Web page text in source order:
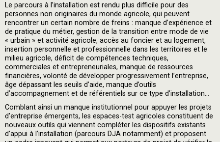
Le parcours à l’installation est rendu plus difficile pour des
personnes non originaires du monde agricole, qui peuvent
rencontrer un certain nombre de freins : manque d’expérience et
de pratique du métier, gestion de la transition entre mode de vie
« urbain » et activité agricole, accès au foncier et au logement,
insertion personnelle et professionnelle dans les territoires et le
milieu agricole, déficit de compétences techniques,
commerciales et entrepreneuriales, manque de ressources
financières, volonté de développer progressivement l’entreprise,
âge dépassant les seuils d’aide, manque d’outils
d’accompagnement et de référentiels sur ce type d’installation...
Comblant ainsi un manque institutionnel pour appuyer les projets
d’entreprise émergents, les espaces-test agricoles constituent de
nouveaux outils qui viennent compléter les dispositifs existants
d’appui à l’installation (parcours DJA notamment) et proposent